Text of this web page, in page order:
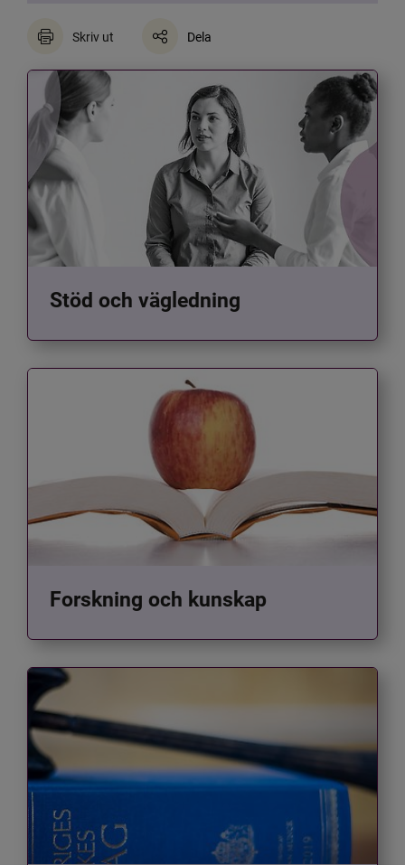
Skriv ut Dela
Stöd och vägledning
Forskning och kunskap